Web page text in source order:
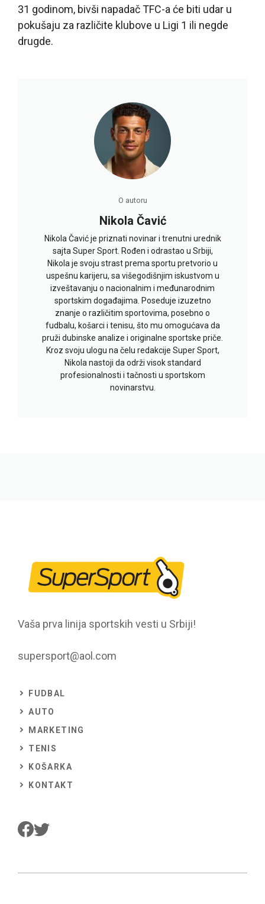
31 godinom, bivši napadač TFC-a će biti udar u
pokušaju za različite klubove u Ligi 1 ili negde
drugde.
O autoru
Nikola Čavić
Nikola Čavić je priznati novinar i trenutni urednik
sajta Super Sport. Rođen i odrastao u Srbiji,
Nikola je svoju strast prema sportu pretvorio u
uspešnu karijeru, sa višegodišnjim iskustvom u
izveštavanju o nacionalnim i međunarodnim
sportskim događajima. Poseduje izuzetno
znanje o različitim sportovima, posebno o
fudbalu, košarci i tenisu, što mu omogućava da
pruži dubinske analize i originalne sportske priče.
Kroz svoju ulogu na čelu redakcije Super Sport,
Nikola nastoji da održi visok standard
profesionalnosti i tačnosti u sportskom
novinarstvu.
Vaša prva linija sportskih vesti u Srbiji!
supersport@aol.com
FUDBAL
AUTO
MARKETING
TENIS
KOŠARKA
KONTAKT